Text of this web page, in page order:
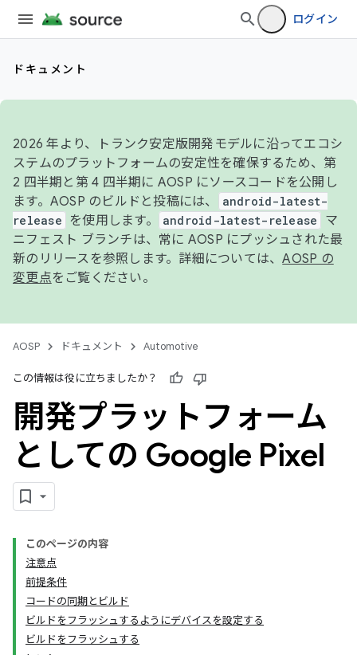
ログイン
ドキュメント
2026 年より、トランク安定版開発モデルに沿ってエコシ
ステムのプラットフォームの安定性を確保するため、第
2 四半期と第 4 四半期に AOSP にソースコードを公開し
ます。AOSP のビルドと投稿には、
android-latest-
release
を使用します。 android-latest-release
マ
ニフェスト ブランチは、常に AOSP にプッシュされた最
新のリリースを参照します。詳細については、AOSP の
変更点をご覧ください。
AOSP ドキュメント Automotive
この情報は役に立ちましたか？
開発プラットフォーム
としての Google Pixel
このページの内容
注意点
前提条件
コードの同期とビルド
ビルドをフラッシュするようにデバイスを設定する
ビルドをフラッシュする